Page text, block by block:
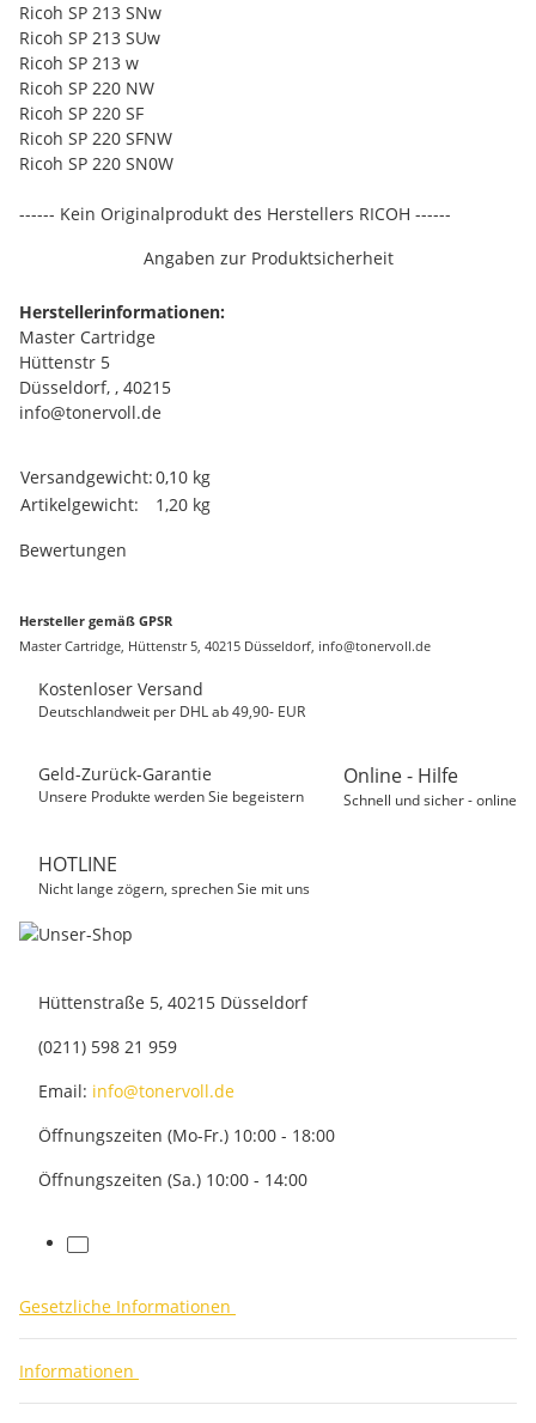
Ricoh SP 213 SNw
Ricoh SP 213 SUw
Ricoh SP 213 w
Ricoh SP 220 NW
Ricoh SP 220 SF
Ricoh SP 220 SFNW
Ricoh SP 220 SN0W
------ Kein Originalprodukt des Herstellers RICOH ------
Angaben zur Produktsicherheit
Herstellerinformationen:
Master Cartridge
Hüttenstr 5
Düsseldorf, , 40215
info@tonervoll.de
Produkteigenschaft
Wert
Versandgewicht:0,10 kg
Artikelgewicht:
1,20 kg
Bewertungen
Hersteller gemäß GPSR
Master Cartridge, Hüttenstr 5, 40215 Düsseldorf, info@tonervoll.de
Kostenloser Versand
Deutschlandweit per DHL ab 49,90- EUR
Geld-Zurück-Garantie
Unsere Produkte werden Sie begeistern
Online - Hilfe
Schnell und sicher - online
HOTLINE
Nicht lange zögern, sprechen Sie mit uns
Hüttenstraße 5, 40215 Düsseldorf
(0211) 598 21 959
Email: info@tonervoll.de
Öffnungszeiten (Mo-Fr.) 10:00 - 18:00
Öffnungszeiten (Sa.) 10:00 - 14:00
facebook
Gesetzliche Informationen
Informationen